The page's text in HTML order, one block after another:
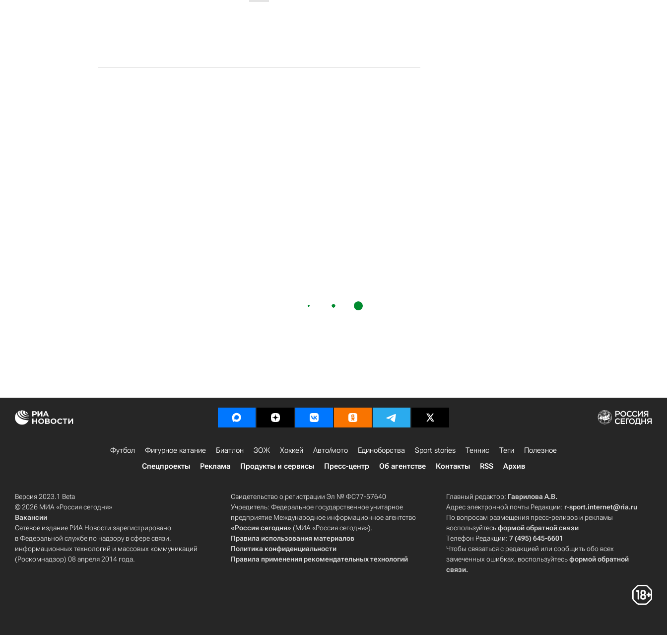
Футбол Фигурное катание Биатлон ЗОЖ Хоккей Авто/мото Единоборства Sport stories Теннис Теги
Полезное
Спецпроекты
Реклама Продукты и сервисы Пресс-центр Об агентстве Контакты RSS Архив
Версия 2023.1 Beta
© 2026 МИА «Россия сегодня»
Вакансии
Сетевое издание РИА Новости зарегистрировано
в Федеральной службе по надзору в сфере связи,
информационных технологий и массовых коммуникаций
(Роскомнадзор) 08 апреля 2014 года.
Свидетельство о регистрации Эл № ФС77-57640
Учредитель: Федеральное государственное унитарное
предприятие Международное информационное агентство
«Россия сегодня» (МИА «Россия сегодня»).
Правила использования материалов
Политика конфиденциальности
Правила применения рекомендательных технологий
Главный редактор: Гаврилова А.В.
Адрес электронной почты Редакции: r-sport.internet@ria.ru
По вопросам размещения пресс-релизов и рекламы
воспользуйтесьформой обратной связи
Телефон Редакции:7 (495) 645-6601
Чтобы связаться с редакцией или сообщить обо всех
замеченных ошибках, воспользуйтесьформой обратной
связи.